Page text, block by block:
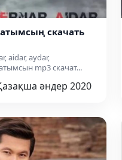
скачать
aidar, aydar,
mp3 скачат...
әндер 2020